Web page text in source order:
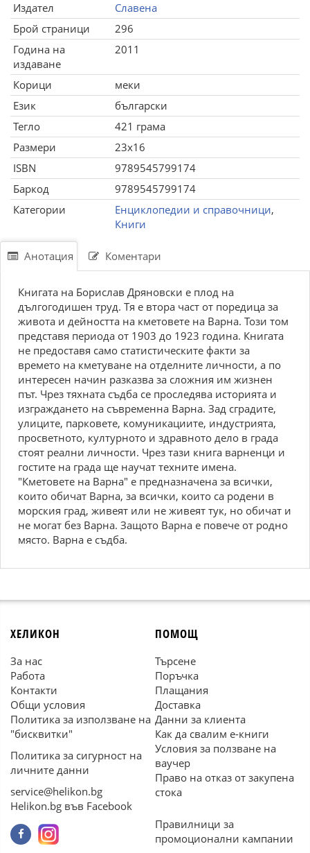
Издател
Славена
Брой страници
296
Година на
издаване
2011
Корици
меки
Език
български
Тегло
421 грама
Размери
23x16
ISBN
9789545799174
Баркод
9789545799174
Категории
Енциклопедии и справочници,
Книги
Анотация Коментари
Книгата на Борислав Дряновски е плод на
дългогодишен труд. Тя е втора част от поредица за
живота и дейността на кметовете на Варна. Този том
представя периода от 1903 до 1923 година. Книгата
не предоставя само статистическите факти за
времето на кметуване на отделните личности, а по
интересен начин разказва за сложния им жизнен
път. Чрез тяхната съдба се проследява историята и
изграждането на съвременна Варна. Зад сградите,
улиците, парковете, комуникациите, индустрията,
просветното, културното и здравното дело в града
стоят реални личности. Чрез тази книга варненци и
гостите на града ще научат техните имена.
"Кметовете на Варна" е предназначена за всички,
които обичат Варна, за всички, които са родени в
морския град, живеят или не живеят тук, но обичат и
не могат без Варна. Защото Варна е повече от родно
място. Варна е съдба.
ХЕЛИКОН
За нас
Работа
Контакти
Общи условия
Политика за използване на
"бисквитки"
Политика за сигурност на
личните данни
service@helikon.bg
Helikon.bg във Facebook
ПОМОЩ
Търсене
Поръчка
Плащания
Доставка
Данни за клиента
Как да свалим е-книги
Условия за ползване на
ваучер
Право на отказ от закупена
стока
Правилници за
промоционални кампании